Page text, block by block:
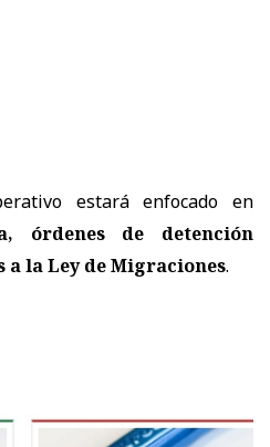
estará enfocado en
órdenes de detención
la Ley de Migraciones.